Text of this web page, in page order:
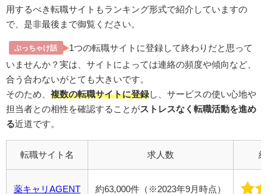
用するべき転職サイトもランキング形式で紹介していますの
で、是非最後まで御覧ください。
ぶっちゃけ話
1つの転職サイトに登録して終わりだと思って
いませんか？実は、サイトによっては連絡の頻度や傾向など、
合う合わないがとても大きいです。
そのため、 複数の転職サイトに登録し、サービスの使い心地や
担当者との相性を確認することがストレスなく転職活動を進め
る近道です。
転職サイト名 求人数
薬キャリAGENT 約63,000件（※2023年9月時点）